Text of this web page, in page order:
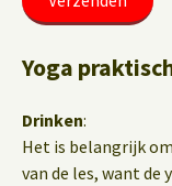
Yoga
Drinken:
Het is belangrijk
van de les, want de